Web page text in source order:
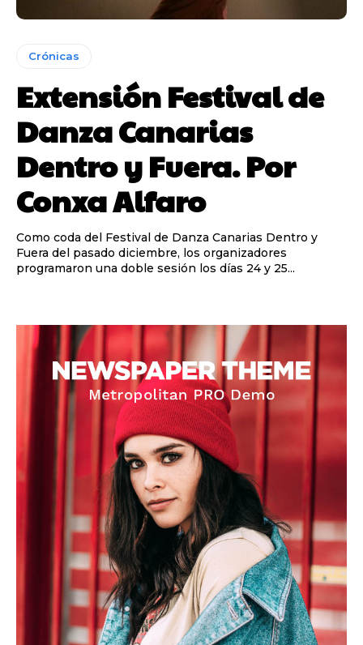
Crónicas
Extensión Festival de
Danza Canarias
Dentro y Fuera. Por
Conxa Alfaro
Como coda del Festival de Danza Canarias Dentro y
Fuera del pasado diciembre, los organizadores
programaron una doble sesión los días 24 y 25...